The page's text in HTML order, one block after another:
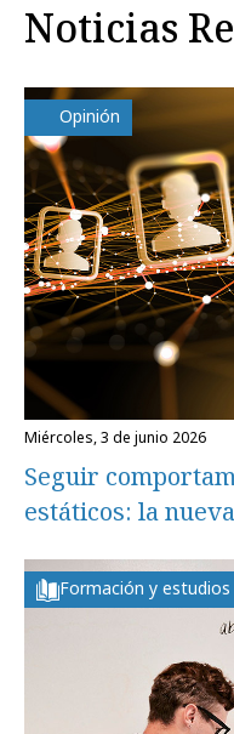
Noticias
Opinión
miércoles, 3 de junio 2026
Seguir
estáticos: la
Formación y estudios